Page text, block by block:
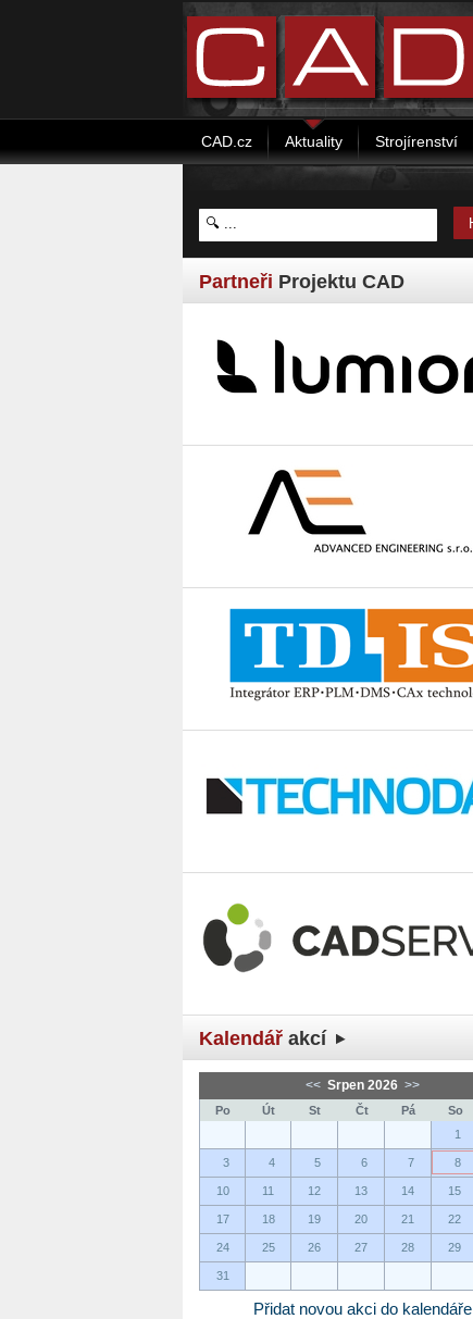
CAD.cz Aktuality Strojírenství
Partneři Projektu CAD
Kalendář akcí
<< Srpen 2026 >>
Po Út St Čt Pá So
1
3 4 5 6 7 8
10 11 12 13 14 15
17 18 19 20 21 22
24 25 26 27 28 29
31
Přidat novou akci do kalendáře